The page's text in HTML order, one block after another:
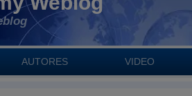
AUTORES VIDEO